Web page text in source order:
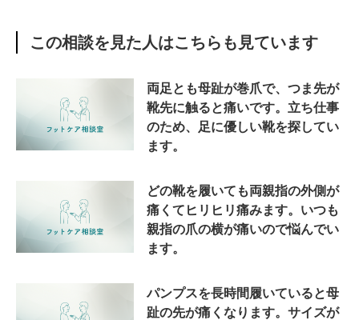
この相談を見た人はこちらも見ています
両足とも母趾が巻爪で、つま先が
靴先に触ると痛いです。立ち仕事
のため、足に優しい靴を探してい
ます。
どの靴を履いても両親指の外側が
痛くてヒリヒリ痛みます。いつも
親指の爪の横が痛いので悩んでい
ます。
パンプスを長時間履いていると母
趾の先が痛くなります。サイズが